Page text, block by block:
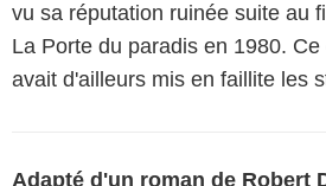
vu sa réputation ruinée suite au
La Porte du paradis en 1980.
avait d'ailleurs mis en faillite les
Adapté d'un roman de Robert